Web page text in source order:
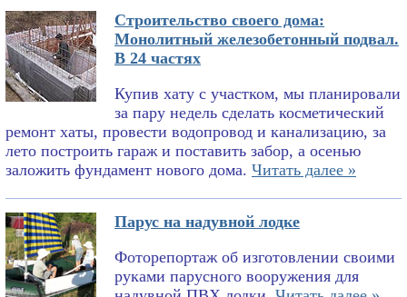
Строительство своего дома:
Монолитный железобетонный подвал.
В 24 частях
Купив хату с участком, мы планировали
за пару недель сделать косметический
ремонт хаты, провести водопровод и канализацию, за
лето построить гараж и поставить забор, а осенью
заложить фундамент нового дома. Читать далее »
Парус на надувной лодке
Фоторепортаж об изготовлении своими
руками парусного вооружения для